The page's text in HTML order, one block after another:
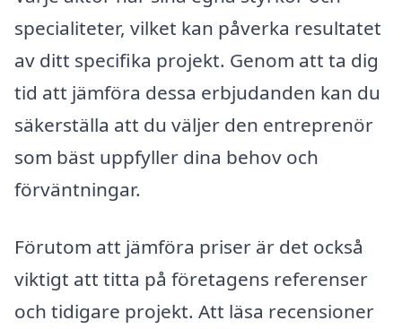
specialiteter, vilket kan påverka resultatet
av ditt specifika projekt. Genom att ta dig
tid att jämföra dessa erbjudanden kan du
säkerställa att du väljer den entreprenör
som bäst uppfyller dina behov och
förväntningar.
Förutom att jämföra priser är det också
viktigt att titta på företagens referenser
och tidigare projekt. Att läsa recensioner